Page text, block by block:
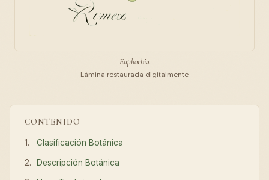
CONTENIDO
Clasificación Botánica
Descripción Botánica
Euphorbia
Lámina restaurada digitalmente